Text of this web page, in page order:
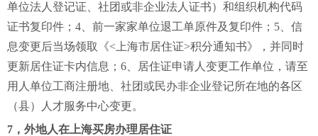
单位法人登记证、社团或非企业法人证书）和组织机构代码
证书复印件；4、前一家家单位退工单原件及复印件；5、信
息变更后当场领取《<上海市居住证>积分通知书》，并同时
更新居住证卡内信息；6、居住证申请人变更工作单位，请至
用人单位工商注册地、社团或民办非企业登记所在地的各区
（县）人才服务中心变更。
7，外地人在上海买房办理居住证